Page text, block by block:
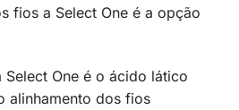
fios a Select One é a opção
One é o ácido lático
alinhamento dos fios